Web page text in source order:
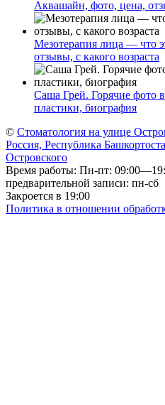
Аквашайн, фото, цена,
Мезотерапия лица — что
отзывы, с какого возраста
Саша Грей. Горячие фото
пластики, биография
© Стоматология на улице
Россия, Республика
Островского
Время работы: Пн-пт:
предварительной записи: пн-сб
Закроется в 19:00
Политика в отношении